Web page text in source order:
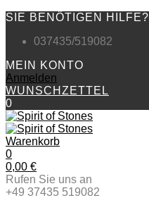
SIE BENÖTIGEN HILFE?
037435/519082
MEIN KONTO
Anmelden
WUNSCHZETTEL
0
Warenkorb
0
0,00 €
Rufen Sie uns an
+49 37435 519082